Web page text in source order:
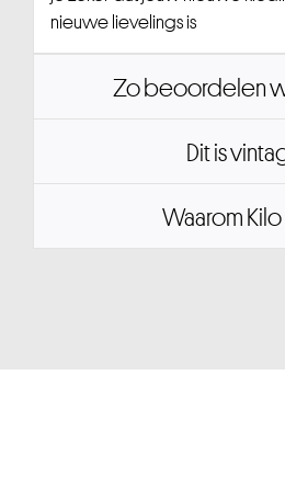
nieuwe lievelings is
Zo beoordelen
Dit is
Waarom Kilo